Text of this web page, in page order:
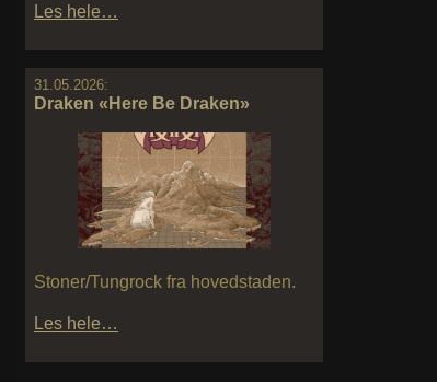
Les hele…
31.05.2026:
Draken «Here Be Draken»
Stoner/Tungrock fra hovedstaden.
Les hele…